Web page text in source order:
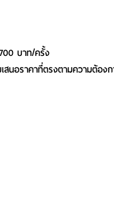
บาท/ครั้ง
สนอราคาที่ตรงตามความต้อง